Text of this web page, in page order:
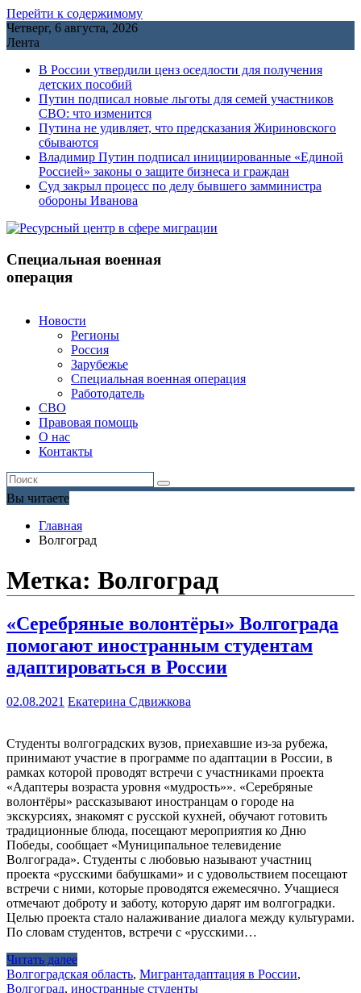
Перейти к содержимому
Четверг, 6 августа, 2026
Лента
В России утвердили ценз оседлости для получения
детских пособий
Путин подписал новые льготы для семей участников
СВО: что изменится
Путина не удивляет, что предсказания Жириновского
сбываются
Владимир Путин подписал инициированные «Единой
Россией» законы о защите бизнеса и граждан
Cуд закрыл процесс по делу бывшего замминистра
обороны Иванова
Специальная военная
операция
Новости
Регионы
Россия
Зарубежье
Специальная военная операция
Работодатель
СВО
Правовая помощь
О нас
Контакты
Вы читаете
Главная
Волгоград
Метка: Волгоград
«Серебряные волонтёры» Волгограда
помогают иностранным студентам
адаптироваться в России
02.08.2021 Екатерина Сдвижкова
Студенты волгоградских вузов, приехавшие из-за рубежа,
принимают участие в программе по адаптации в России, в
рамках которой проводят встречи с участниками проекта
«Адаптеры возраста уровня «мудрость»». «Серебряные
волонтёры» рассказывают иностранцам о городе на
экскурсиях, знакомят с русской кухней, обучают готовить
традиционные блюда, посещают мероприятия ко Дню
Победы, сообщает «Муниципальное телевидение
Волгограда». Студенты с любовью называют участниц
проекта «русскими бабушками» и с удовольствием посещают
встречи с ними, которые проводятся ежемесячно. Учащиеся
отмечают доброту и заботу, которую дарят им волгоградки.
Целью проекта стало налаживание диалога между культурами.
По словам студентов, встречи с «русскими…
Читать далее
Волгоградская область, Мигрантадаптация в России,
Волгоград, иностранные студенты